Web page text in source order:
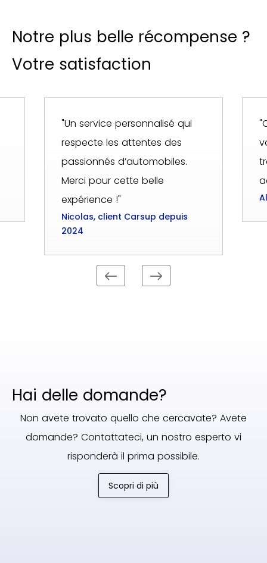
Notre plus belle récompense ?
Votre satisfaction
"Un service personnalisé qui
respecte les attentes des
passionnés d’automobiles.
Merci pour cette belle
expérience !"
Nicolas, client Carsup depuis
2024
Hai delle domande?
Non avete trovato quello che cercavate? Avete
domande? Contattateci, un nostro esperto vi
risponderà il prima possibile.
Scopri di più